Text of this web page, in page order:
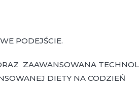
PODEJŚCIE.
ZAAWANSOWANA
DIETY NA CODZIEŃ